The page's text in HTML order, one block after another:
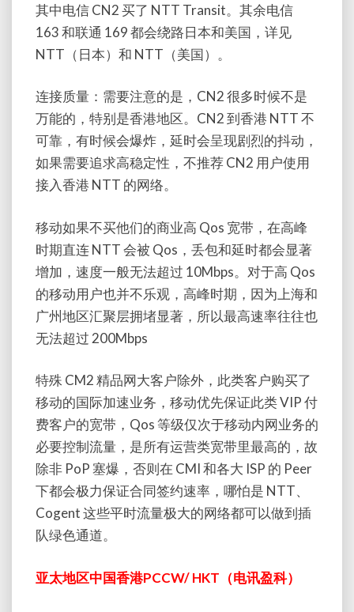
其中电信 CN2 买了 NTT Transit。其余电信
163 和联通 169 都会绕路日本和美国，详见
NTT（日本）和 NTT（美国）。
连接质量：需要注意的是，CN2 很多时候不是
万能的，特别是香港地区。CN2 到香港 NTT 不
可靠，有时候会爆炸，延时会呈现剧烈的抖动，
如果需要追求高稳定性，不推荐 CN2 用户使用
接入香港 NTT 的网络。
移动如果不买他们的商业高 Qos 宽带，在高峰
时期直连 NTT 会被 Qos，丢包和延时都会显著
增加，速度一般无法超过 10Mbps。对于高 Qos
的移动用户也并不乐观，高峰时期，因为上海和
广州地区汇聚层拥堵显著，所以最高速率往往也
无法超过 200Mbps
特殊 CM2 精品网大客户除外，此类客户购买了
移动的国际加速业务，移动优先保证此类 VIP 付
费客户的宽带，Qos 等级仅次于移动内网业务的
必要控制流量，是所有运营类宽带里最高的，故
除非 PoP 塞爆，否则在 CMI 和各大 ISP 的 Peer
下都会极力保证合同签约速率，哪怕是 NTT、
Cogent 这些平时流量极大的网络都可以做到插
队绿色通道。
亚太地区中国香港PCCW/ HKT（电讯盈科）